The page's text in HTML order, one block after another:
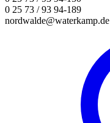
0 25 73 / 93 94-189
nordwalde@waterkamp.de